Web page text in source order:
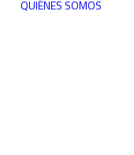
QUIÉNES SOMOS